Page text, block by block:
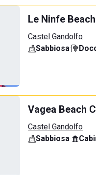
Le Ninfe
Castel Gandolfo
Sabbiosa·
Vagea Beach
Castel Gandolfo
Sabbiosa·